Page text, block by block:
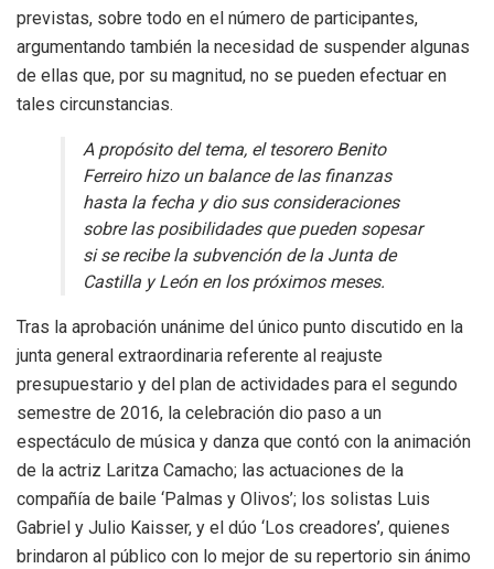
previstas, sobre todo en el número de participantes,
argumentando también la necesidad de suspender algunas
de ellas que, por su magnitud, no se pueden efectuar en
tales circunstancias.
A propósito del tema, el tesorero Benito
Ferreiro hizo un balance de las finanzas
hasta la fecha y dio sus consideraciones
sobre las posibilidades que pueden sopesar
si se recibe la subvención de la Junta de
Castilla y León en los próximos meses.
Tras la aprobación unánime del único punto discutido en la
junta general extraordinaria referente al reajuste
presupuestario y del plan de actividades para el segundo
semestre de 2016, la celebración dio paso a un
espectáculo de música y danza que contó con la animación
de la actriz Laritza Camacho; las actuaciones de la
compañía de baile ‘Palmas y Olivos’; los solistas Luis
Gabriel y Julio Kaisser, y el dúo ‘Los creadores’, quienes
brindaron al público con lo mejor de su repertorio sin ánimo